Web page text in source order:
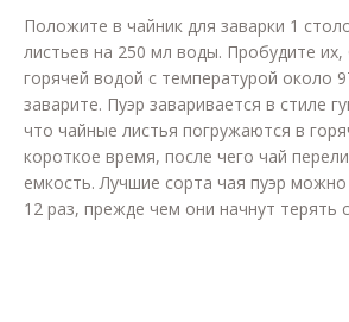
Положите в чайник для заварки 1
листьев на 250 мл воды. Пробудите
горячей водой с температурой около
заварите. Пуэр заваривается в стиле
что чайные листья погружаются в
короткое время, после чего чай
емкость. Лучшие сорта чая пуэр
12 раз, прежде чем они начнут терять